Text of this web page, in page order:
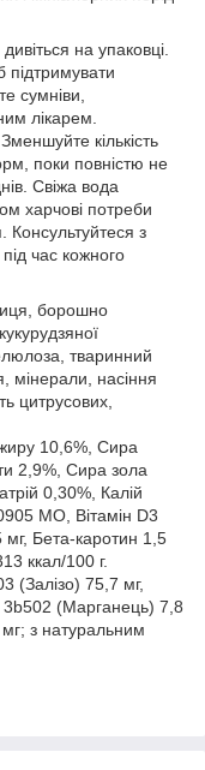
на упаковці.
підтримувати
сумніви,
лікарем.
кількість
поки повністю не
Свіжа вода
харчові потреби
з
час кожного
борошно
тваринний
мінерали, насіння
цитрусових,
10,6%, Сира
2,9%, Сира зола
0,30%, Калій
МO, Вітамін D3
мг, Бета-каротин 1,5
ккал/100 г.
(Залізо) 75,7 мг,
(Марганець) 7,8
з натуральним